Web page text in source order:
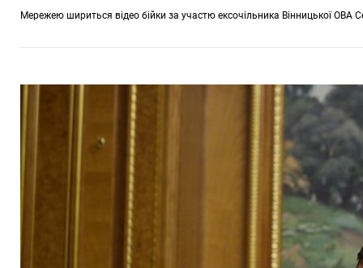
Мережею шириться відео бійки за участю ексочільника Вінницької ОВА